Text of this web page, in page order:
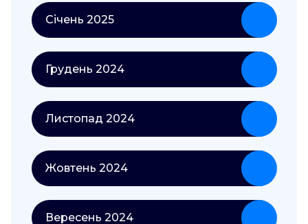
Січень 2025
Грудень 2024
Листопад 2024
Жовтень 2024
Вересень 2024